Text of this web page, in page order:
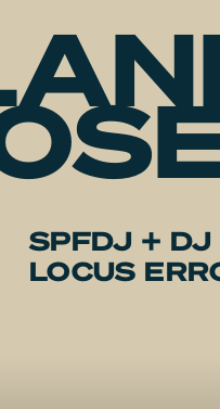
SPFDJ + DJ
LOCUS